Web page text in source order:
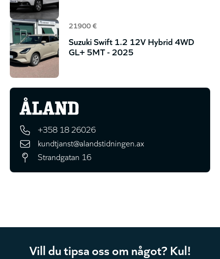
21900 €
Suzuki Swift 1.2 12V Hybrid 4WD
GL+ 5MT - 2025
+358 18 26026
kundtjanst@alandstidningen.ax
Strandgatan 16
Vill du tipsa oss om något? Kul!